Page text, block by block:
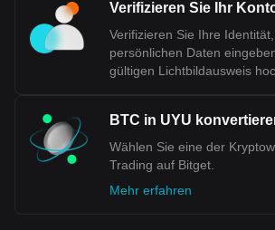
Verifizieren Sie Ihr
Verifizieren Sie Ihre
persönlichen Daten
gültigen Lichtbildausweis
BTC in UYU
Wählen Sie eine der
Trading auf Bitget.
Mehr erfahren